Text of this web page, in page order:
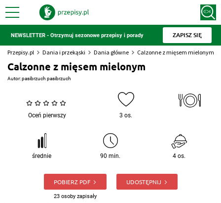
NEWSLETTER - Otrzymuj sezonowe przepisy i porady ZAPISZ SIĘ
Przepisy.pl Dania i przekąski Dania główne Calzonne z mięsem mielonym
Calzonne z mięsem mielonym
Autor:pasibrzuch pasibrzuch
Oceń pierwszy 3 os.
średnie 90 min. 4 os.
POBIERZ PDF
23 osoby zapisały
UDOSTĘPNIJ